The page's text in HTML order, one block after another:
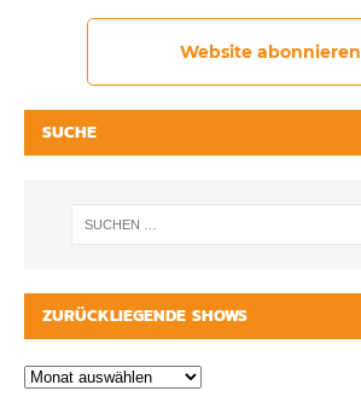
Website abonnieren
SUCHE
ZURÜCKLIEGENDE SHOWS